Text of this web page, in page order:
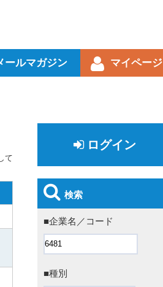
ールマガジン マイページ
て
ログイン
検索
■企業名／コード
■種別